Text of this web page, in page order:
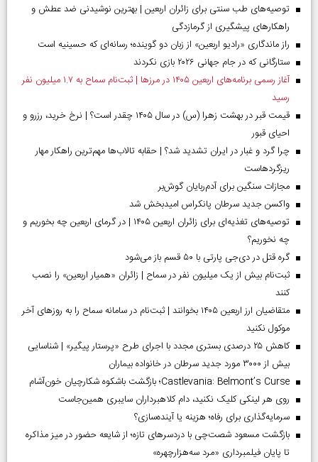
توصیه‌های طب سنتی برای زائران اربعین | بهترین نوشیدنی ضد عطش و
راهکارهای پیشگیری از گرمازدگی
راز ماندگاری «رادیو اربعین» از زبان دو گوینده؛ رسانه‌ای که حسینیه است
ستارگانی که در جام جهانی ۲۰۲۶ بازی نکردند
آغاز رسمی برنامه‌های اربعین ۱۴۰۵ در مرز‌ها | ثبت‌نام سماح به ۱.۷ میلیون نفر
رسید
قیمت قبر در بهشت زهرا (س) در سال ۱۴۰۵ چقدر است؟ | نرخ خرید، رزرو و
احیای قبور
چرا گرد و غبار در ایران تشدید شد؟ | حقابه تالاب‌ها مهم‌ترین راهکار مهار
ریزگردهاست
مجازات سنگین برای آدم‌ربایان گوش‌بر
واکسن جدید سرطان پانکراس امیدبخش شد
توصیه‌های تغذیه‌ای برای زائران اربعین ۱۴۰۵ | در گرمای اربعین چه بخوریم و
چه نخوریم؟
گره قتل در دی‌جی پارتی با ۵۰ قسم باز می‌شود
ثبت‌نام بیش از یک میلیون نفر در سماح | زائران «همیار اربعین» را نصب
کنند
متقاضیان ارز اربعین ۱۴۰۵ بخوانند | ثبت‌نام در سامانه سماح را به روز‌های آخر
موکول نکنید
کاهش ۲۵ درصدی بستری مجدد با اجرای طرح «پرستار پیگیر» | شناسایی
بیش از ۳۰۰۰ مورد جدید سرطان در خانواده بیماران
Castlevania: Belmont’s Curse؛ بازگشت باشکوه شکارچیان خون‌آشام
روی هر لینکی کلیک نکنید، دام کلاهبرداران سایبری همین‌جاست
سرمایه‌گذاری برای رفاه؛ هزینه یا آینده‌سازی؟
بازگشت مسعود شصت‌چی با دردسر‌های تازه؛ از شایعه حضور در میز مذاکره
تا پایان فیلمبرداری «مرد سه‌هزارچهره»